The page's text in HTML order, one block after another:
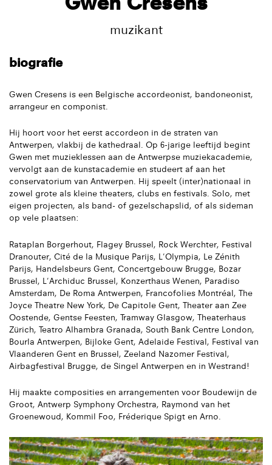
muzikant
biografie
Gwen Cresens is een Belgische accordeonist, bandoneonist,
arrangeur en componist.
Hij hoort voor het eerst accordeon in de straten van
Antwerpen, vlakbij de kathedraal. Op 6-jarige leeftijd begint
Gwen met muzieklessen aan de Antwerpse muziekacademie,
vervolgt aan de kunstacademie en studeert af aan het
conservatorium van Antwerpen. Hij speelt (inter)nationaal in
zowel grote als kleine theaters, clubs en festivals. Solo, met
eigen projecten, als band- of gezelschapslid, of als sideman
op vele plaatsen:
Rataplan Borgerhout, Flagey Brussel, Rock Werchter, Festival
Dranouter, Cité de la Musique Parijs, L'Olympia, Le Zénith
Parijs, Handelsbeurs Gent, Concertgebouw Brugge, Bozar
Brussel, L'Archiduc Brussel, Konzerthaus Wenen, Paradiso
Amsterdam, De Roma Antwerpen, Francofolies Montréal, The
Joyce Theatre New York, De Capitole Gent, Theater aan Zee
Oostende, Gentse Feesten, Tramway Glasgow, Theaterhaus
Zürich, Teatro Alhambra Granada, South Bank Centre London,
Bourla Antwerpen, Bijloke Gent, Adelaide Festival, Festival van
Vlaanderen Gent en Brussel, Zeeland Nazomer Festival,
Airbagfestival Brugge, de Singel Antwerpen en in Westrand!
Hij maakte composities en arrangementen voor Boudewijn de
Groot, Antwerp Symphony Orchestra, Raymond van het
Groenewoud, Kommil Foo, Fréderique Spigt en Arno.